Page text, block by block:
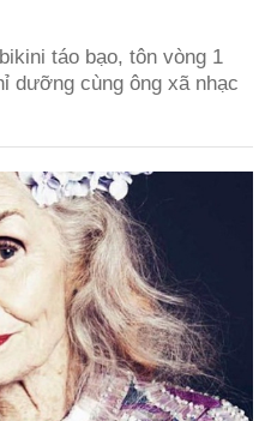
táo bạo, tôn vòng 1
dưỡng cùng ông xã nhạc